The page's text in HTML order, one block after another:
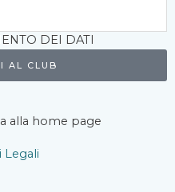
DEI DATI
AL CLUB
Legali